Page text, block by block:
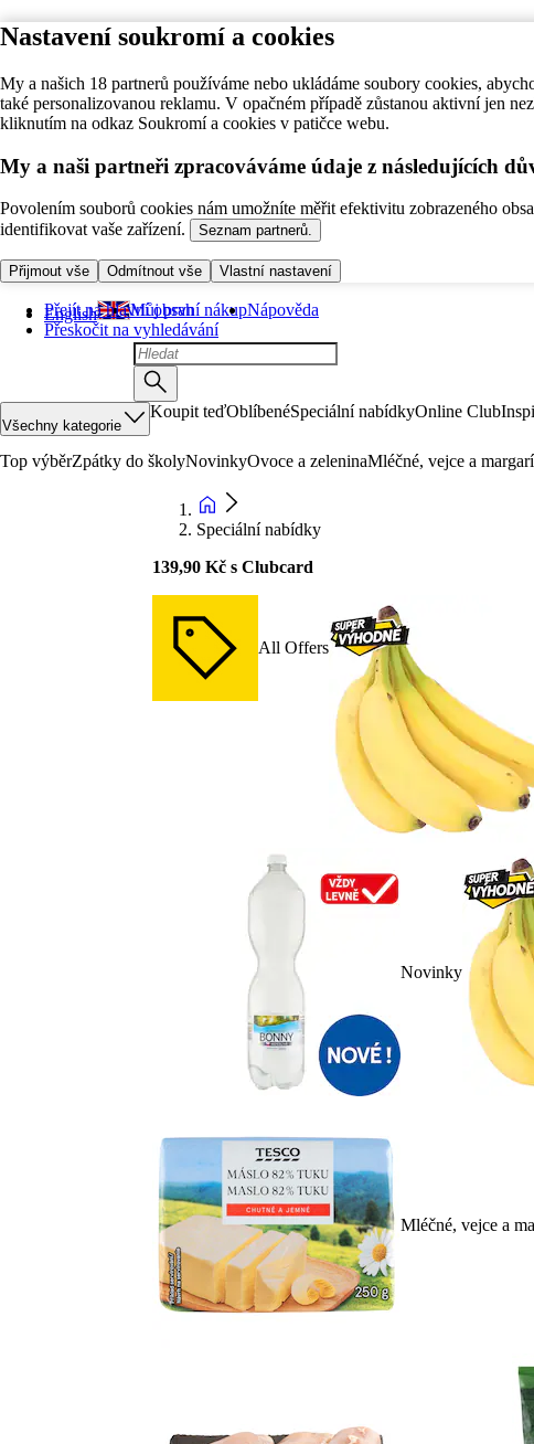
Nastavení soukromí a cookies
My a našich 18 partnerů používáme nebo ukládáme soubory cookies,
také personalizovanou reklamu. V opačném případě zůstanou aktivní jen
kliknutím na odkaz Soukromí a cookies v patičce webu.
My a naši partneři zpracováváme údaje z následujících
Povolením souborů cookies nám umožníte měřit efektivitu zobrazeného
identifikovat vaše zařízení.
Seznam partnerů.
Přijmout vše Odmítnout vše Vlastní nastavení
Přejít na hlavní obsah
Přeskočit na vyhledávání
English Můj první nákupNápověda
Všechny kategorie
Koupit teďOblíbenéSpeciální nabídkyOnline Club
Top výběrZpátky do školyNovinkyOvoce a zeleninaMléčné, vejce a
Speciální nabídky
139,90 Kč s Clubcard
All Offers
Novinky
Mléčné, vejce a